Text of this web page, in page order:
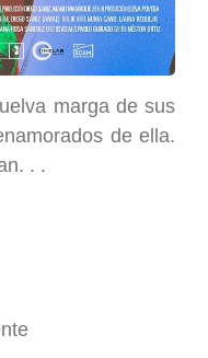
marga de sus
de ella.
. .